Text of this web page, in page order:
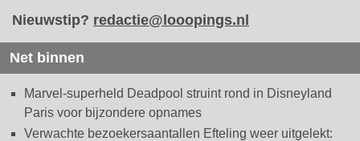
Nieuwstip? redactie@looopings.nl
Net binnen
Marvel-superheld Deadpool struint rond in Disneyland
Paris voor bijzondere opnames
Verwachte bezoekersaantallen Efteling weer uitgelekt: